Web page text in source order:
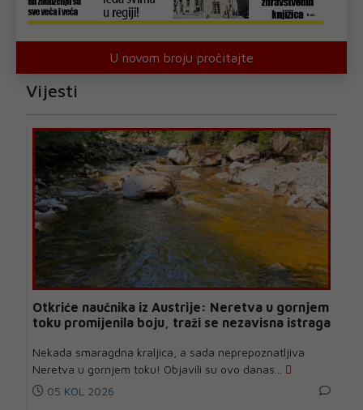
U novom broju pročitajte
Vijesti
Otkriće naučnika iz Austrije: Neretva u gornjem
toku promijenila boju, traži se nezavisna istraga
Nekada smaragdna kraljica, a sada neprepoznatljiva
Neretva u gornjem toku! Objavili su ovo danas...
05 KOL 2026